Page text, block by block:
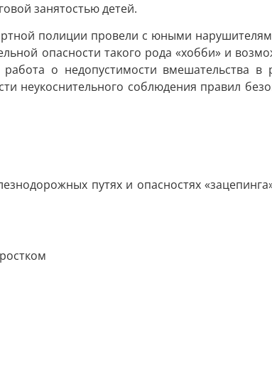
занятостью детей.
полиции провели с юными
опасности такого рода «хобби» и
о недопустимости вмешательства в
неукоснительного соблюдения правил
путях и опасностях